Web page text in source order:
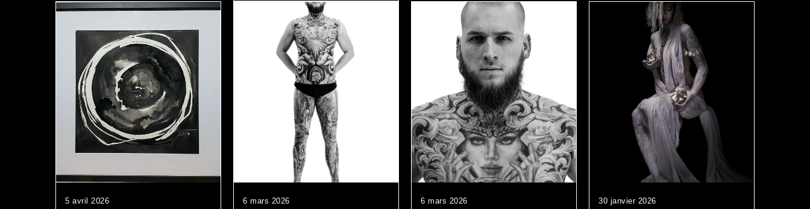
5 avril 2026 6 mars 2026 6 mars 2026 30 janvier 2026